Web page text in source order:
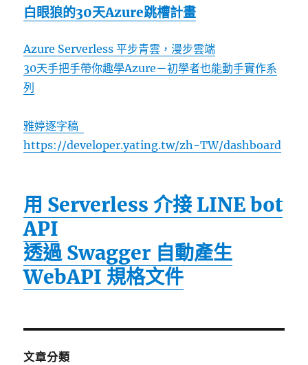
白眼狼的30天Azure跳槽計畫
Azure Serverless 平步青雲，漫步雲端
30天手把手帶你趣學Azure－初學者也能動手實作系
列
雅婷逐字稿
https://developer.yating.tw/zh-TW/dashboard
用 Serverless 介接 LINE bot
API
透過 Swagger 自動產生
WebAPI 規格文件
文章分類